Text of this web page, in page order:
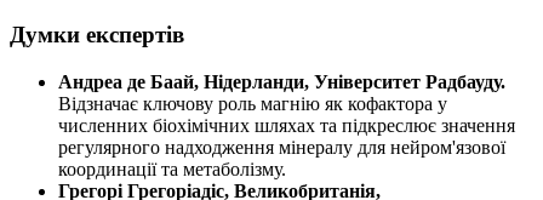
Думки експертів
Андреа де Баай, Нідерланди, Університет Радбауду.
Відзначає ключову роль магнію як кофактора у
численних біохімічних шляхах та підкреслює значення
регулярного надходження мінералу для нейром'язової
координації та метаболізму.
Грегорі Грегоріадіс, Великобританія,